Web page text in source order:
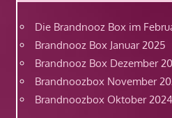
Die Brandnooz Box im
Brandnooz Box Januar 2025
Brandnooz Box Dezember
Brandnoozbox November
Brandnoozbox Oktober 2024